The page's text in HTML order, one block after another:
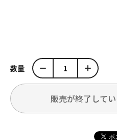
数量
販売が終了して